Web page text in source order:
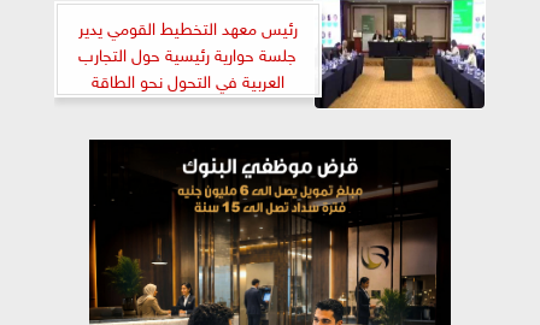
رئيس معهد التخطيط القومي يدير
جلسة حوارية رئيسية حول التجارب
العربية في التحول نحو الطاقة
النظيفة